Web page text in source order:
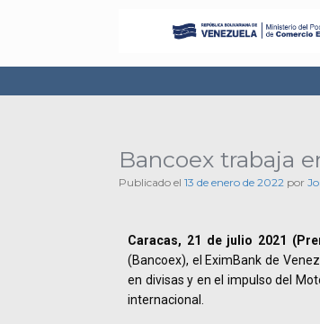
Bancoex trabaja
Publicado el 13 de enero de 2022 por
Caracas, 21 de julio 2021
(Bancoex), el EximBank de
en divisas y en el impulso del
internacional.